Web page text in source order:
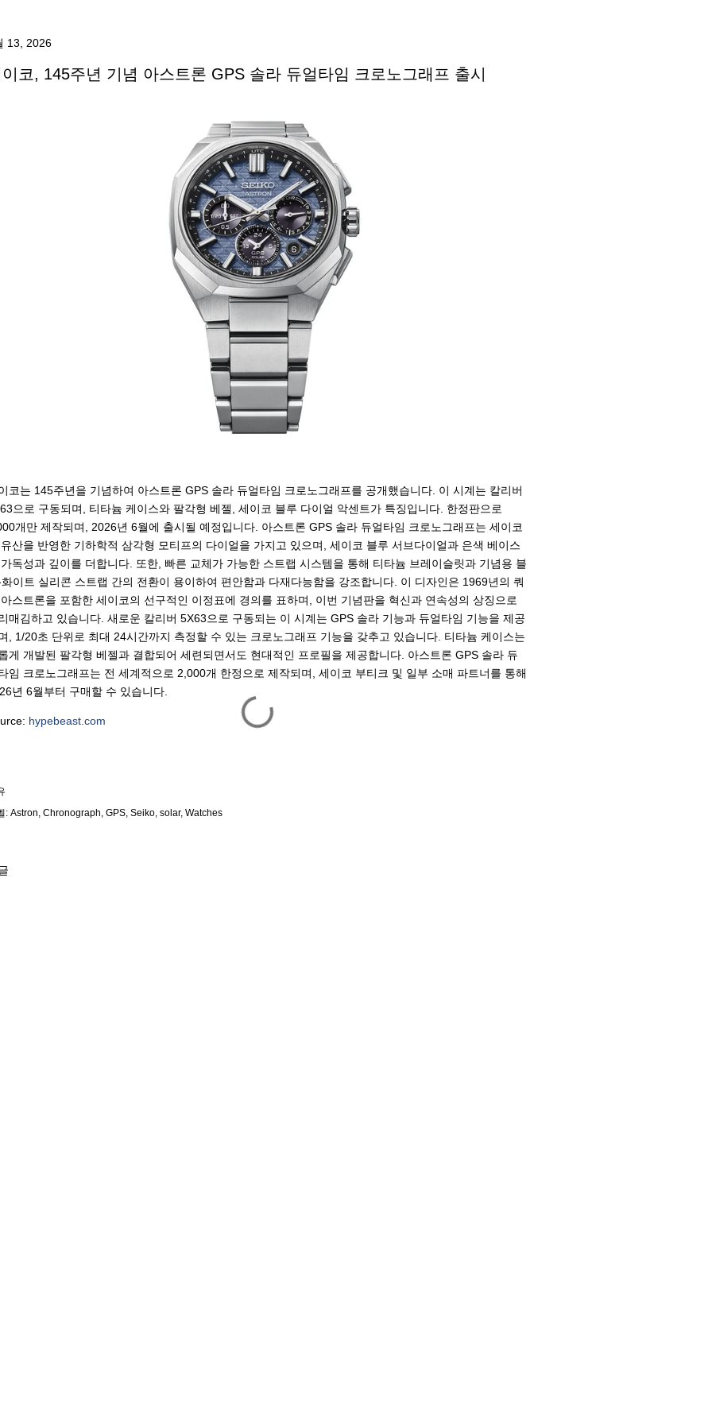
13, 2026
코, 145주년 기념 아스트론 GPS 솔라 듀얼타임 크로노그래프 출시
코는 145주년을 기념하여 아스트론 GPS 솔라 듀얼타임 크로노그래프를 공개했습니다. 이 시계는 칼리버
으로 구동되며, 티타늄 케이스와 팔각형 베젤, 세이코 블루 다이얼 악센트가 특징입니다. 한정판으로
개만 제작되며, 2026년 6월에 출시될 예정입니다. 아스트론 GPS 솔라 듀얼타임 크로노그래프는 세이코
산을 반영한 기하학적 삼각형 모티프의 다이얼을 가지고 있으며, 세이코 블루 서브다이얼과 은색 베이스
독성과 깊이를 더합니다. 또한, 빠른 교체가 가능한 스트랩 시스템을 통해 티타늄 브레이슬릿과 기념용 블
이트 실리콘 스트랩 간의 전환이 용이하여 편안함과 다재다능함을 강조합니다. 이 디자인은 1969년의 쿼
스트론을 포함한 세이코의 선구적인 이정표에 경의를 표하며, 이번 기념판을 혁신과 연속성의 상징으로
매김하고 있습니다. 새로운 칼리버 5X63으로 구동되는 이 시계는 GPS 솔라 기능과 듀얼타임 기능을 제공
, 1/20초 단위로 최대 24시간까지 측정할 수 있는 크로노그래프 기능을 갖추고 있습니다. 티타늄 케이스는
게 개발된 팔각형 베젤과 결합되어 세련되면서도 현대적인 프로필을 제공합니다. 아스트론 GPS 솔라 듀
임 크로노그래프는 전 세계적으로 2,000개 한정으로 제작되며, 세이코 부티크 및 일부 소매 파트너를 통해
년 6월부터 구매할 수 있습니다.
hypebeast.com
: Astron Chronograph GPS Seiko solar Watches